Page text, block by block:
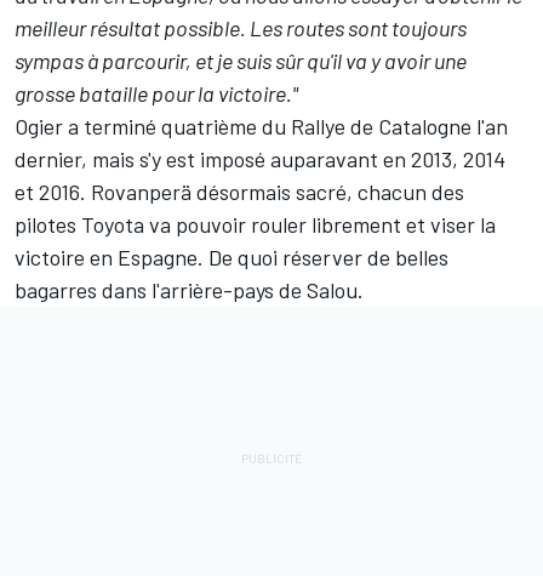
meilleur résultat possible. Les routes sont toujours
sympas à parcourir, et je suis sûr qu'il va y avoir une
grosse bataille pour la victoire."
Ogier a terminé quatrième du Rallye de Catalogne l'an
dernier, mais s'y est imposé auparavant en 2013, 2014
et 2016. Rovanperä désormais sacré, chacun des
pilotes Toyota va pouvoir rouler librement et viser la
victoire en Espagne. De quoi réserver de belles
bagarres dans l'arrière-pays de Salou.